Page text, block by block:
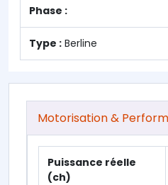
Phase :
Type : Berline
Motorisation &
Puissance réelle
(ch)